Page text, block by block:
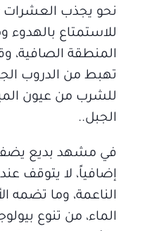
نحو يجذب العشرات
للاستمتاع بالهدوء
المنطقة الصافية،
تهبط من الدروب
للشرب من عيون
الجبل..
في مشهد بديع
إضافياً، لا يتوقف
الناعمة، وما تضمه
الماء، من تنوع